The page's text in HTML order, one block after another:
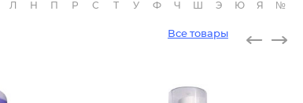
Л Н П Р С Т У Ф Ч Э Ю Я №
Все товары